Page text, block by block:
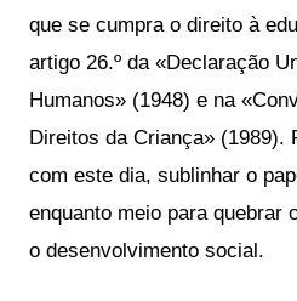
que se cumpra o direito à
artigo 26.º da «Declaração
Humanos» (1948) e na
Direitos da Criança» (1989).
com este dia, sublinhar o
enquanto meio para quebrar
o desenvolvimento social.